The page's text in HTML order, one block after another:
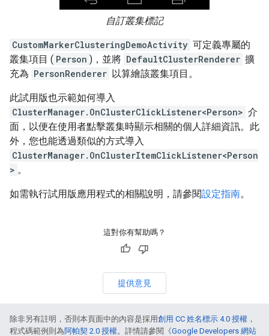
自訂叢集標記
CustomMarkerClusteringDemoActivity 可定義專屬的
叢集項目 ( Person )，並將 DefaultClusterRenderer 擴
充為 PersonRenderer 以算繪該叢集項目。
此試用版也示範如何導入
ClusterManager.OnClusterClickListener<Person> 介
面，以便在使用者點擊叢集時顯示相關的個人詳細資訊。此
外，您也能透過類似的方式導入
ClusterManager.OnClusterItemClickListener<Person
> 。
如需執行試用版應用程式的相關說明，請參閱設定指南。
這對你有幫助嗎？
提供意見
除非另有註明，否則本頁面中的內容是採用創用 CC 姓名標示 4.0 授權 ，
程式碼範例則為阿帕契 2.0 授權。詳情請參閱《Google Developers 網站